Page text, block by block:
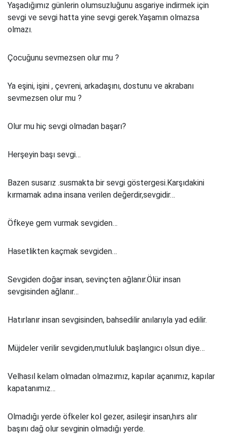
Yaşadığımız günlerin olumsuzluğunu asgariye indirmek için
sevgi ve sevgi hatta yine sevgi gerek.Yaşamın olmazsa
olmazı.
Çocuğunu sevmezsen olur mu ?
Ya eşini, işini , çevreni, arkadaşını, dostunu ve akrabanı
sevmezsen olur mu ?
Olur mu hiç sevgi olmadan başarı?
Herşeyin başı sevgi…
Bazen susarız .susmakta bir sevgi göstergesi.Karşıdakini
kırmamak adına insana verilen değerdir,sevgidir…
Öfkeye gem vurmak sevgiden…
Hasetlikten kaçmak sevgiden…
Sevgiden doğar insan, sevinçten ağlanır.Ölür insan
sevgisinden ağlanır…
Hatırlanır insan sevgisinden, bahsedilir anılarıyla yad edilir.
Müjdeler verilir sevgiden,mutluluk başlangıcı olsun diye…
Velhasıl kelam olmadan olmazımız, kapılar açanımız, kapılar
kapatanımız…
Olmadığı yerde öfkeler kol gezer, asileşir insan,hırs alır
başını dağ olur sevginin olmadığı yerde.